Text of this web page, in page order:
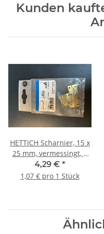
Kunden
HETTICH Scharnier, 15 x
25 mm, vermessingt, 4
Stück
4,29 € *
1,07 € pro 1 Stück